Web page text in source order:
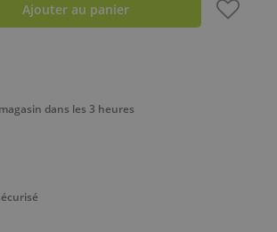
Ajouter au panier
dans les 3 heures